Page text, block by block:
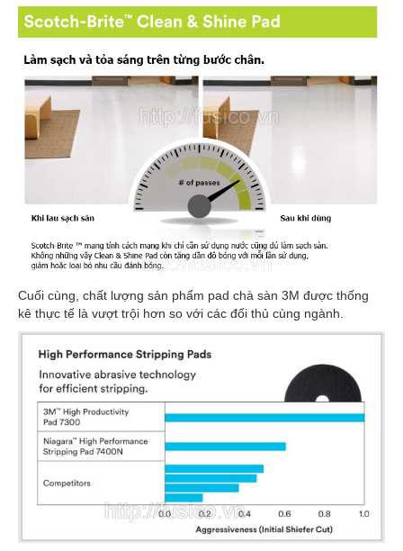
Cuối cùng, chất lượng sản phẩm pad chà sàn 3M được thống
kê thực tế là vượt trội hơn so với các đối thủ cùng ngành.